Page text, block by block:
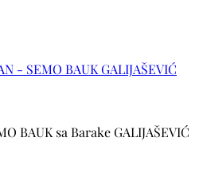
- SEMO BAUK GALIJAŠEVIĆ
BAUK sa Barake GALIJAŠEVIĆ